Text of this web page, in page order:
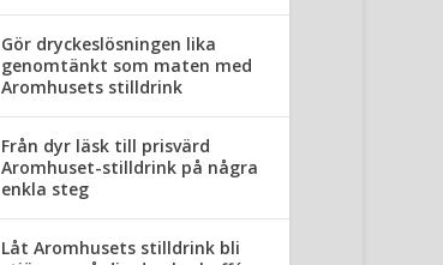
Gör dryckeslösningen lika
genomtänkt som maten med
Aromhusets stilldrink
Från dyr läsk till prisvärd
Aromhuset-stilldrink på några
enkla steg
Låt Aromhusets stilldrink bli